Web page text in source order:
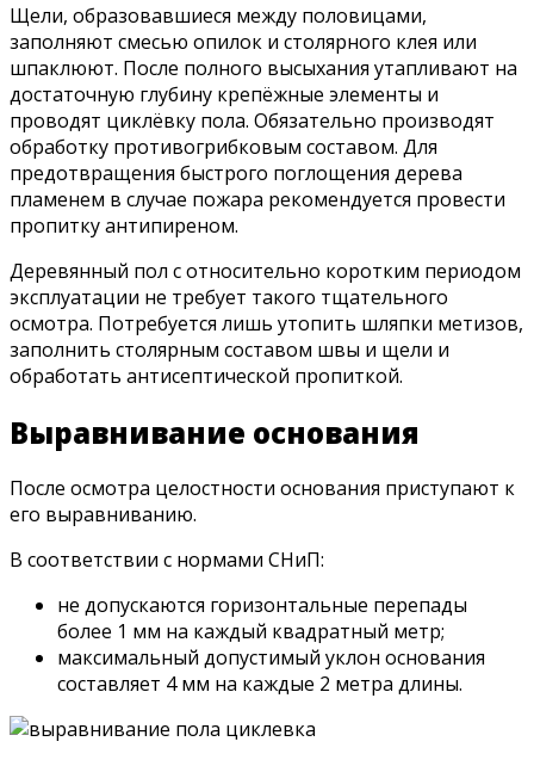
Щели, образовавшиеся между половицами,
заполняют смесью опилок и столярного клея или
шпаклюют. После полного высыхания утапливают на
достаточную глубину крепёжные элементы и
проводят циклёвку пола. Обязательно производят
обработку противогрибковым составом. Для
предотвращения быстрого поглощения дерева
пламенем в случае пожара рекомендуется провести
пропитку антипиреном.
Деревянный пол с относительно коротким периодом
эксплуатации не требует такого тщательного
осмотра. Потребуется лишь утопить шляпки метизов,
заполнить столярным составом швы и щели и
обработать антисептической пропиткой.
Выравнивание основания
После осмотра целостности основания приступают к
его выравниванию.
В соответствии с нормами СНиП:
не допускаются горизонтальные перепады
более 1 мм на каждый квадратный метр;
максимальный допустимый уклон основания
составляет 4 мм на каждые 2 метра длины.